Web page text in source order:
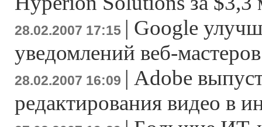
28.02.2007 17:15 | Google
уведомлений веб-мастеров
28.02.2007 16:09 | Adobe
редактирования видео в